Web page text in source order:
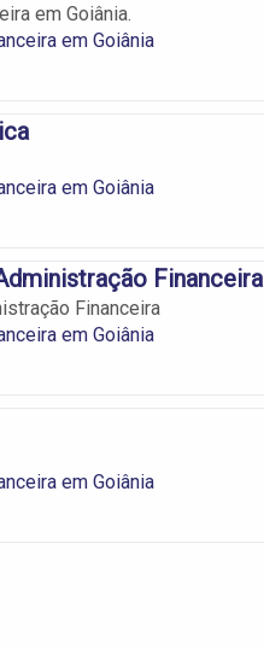
em Goiânia.
em Goiânia
em Goiânia
Financeira
Financeira
em Goiânia
em Goiânia